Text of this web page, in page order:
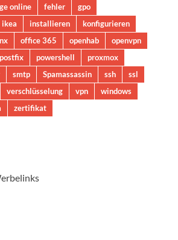
online fehler
gpo
ikea installieren
konfigurieren
office 365 openhab
openvpn
postfix powershell
proxmox
smtp Spamassassin ssh
ssl
verschlüsselung vpn
windows
zertifikat